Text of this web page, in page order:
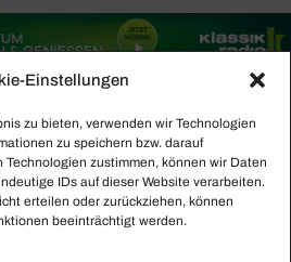
Einstellungen
zu bieten, verwenden wir Technologien
zu speichern bzw. darauf
Technologien zustimmen, können wir Daten
IDs auf dieser Website verarbeiten.
erteilen oder zurückziehen, können
beeinträchtigt werden.